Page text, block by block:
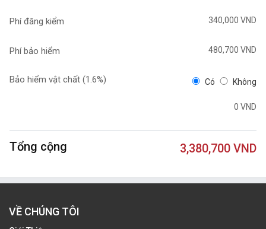
Phí đăng kiểm 340,000 VND
Phí bảo hiểm 480,700 VND
Bảo hiểm vật chất (1.6%) Có Không
0 VND
Tổng cộng 3,380,700 VND
VỀ CHÚNG TÔI